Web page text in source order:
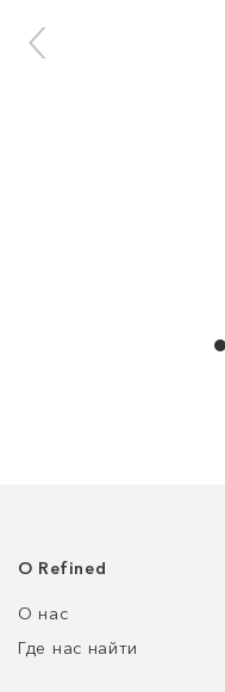
О Refined
О нас
Где нас найти